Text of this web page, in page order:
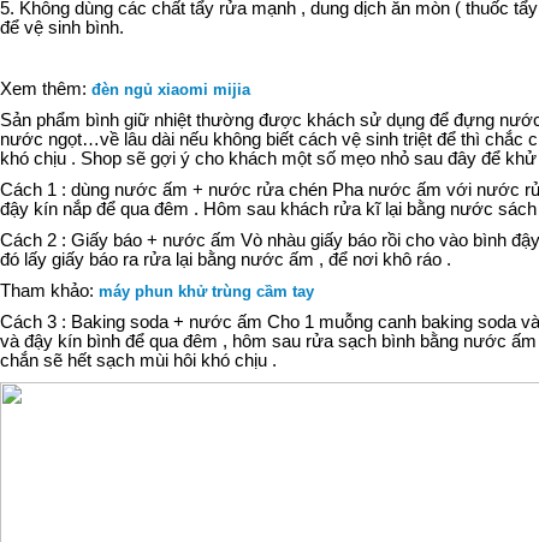
5. Không dùng các chất tẩy rửa mạnh , dung dịch ăn mòn ( thuốc
để vệ sinh bình.
Xem thêm: đèn ngủ xiaomi mijia
Sản phẩm bình giữ nhiệt thường được khách sử dụng để đựng
nước ngọt…về lâu dài nếu không biết cách vệ sinh triệt để thì chắc
khó chịu . Shop sẽ gợi ý cho khách một số mẹo nhỏ sau đây để
Cách 1 : dùng nước ấm + nước rửa chén Pha nước ấm với nước
đậy kín nắp để qua đêm . Hôm sau khách rửa kĩ lại bằng nước sách
Cách 2 : Giấy báo + nước ấm Vò nhàu giấy báo rồi cho vào bình
đó lấy giấy báo ra rửa lại bằng nước ấm , để nơi khô ráo .
Tham khảo: máy phun khử trùng cầm tay
Cách 3 : Baking soda + nước ấm Cho 1 muỗng canh baking soda
và đậy kín bình để qua đêm , hôm sau rửa sạch bình bằng nước
chắn sẽ hết sạch mùi hôi khó chịu .